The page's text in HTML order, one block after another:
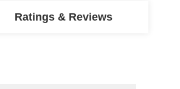
Ratings & Reviews